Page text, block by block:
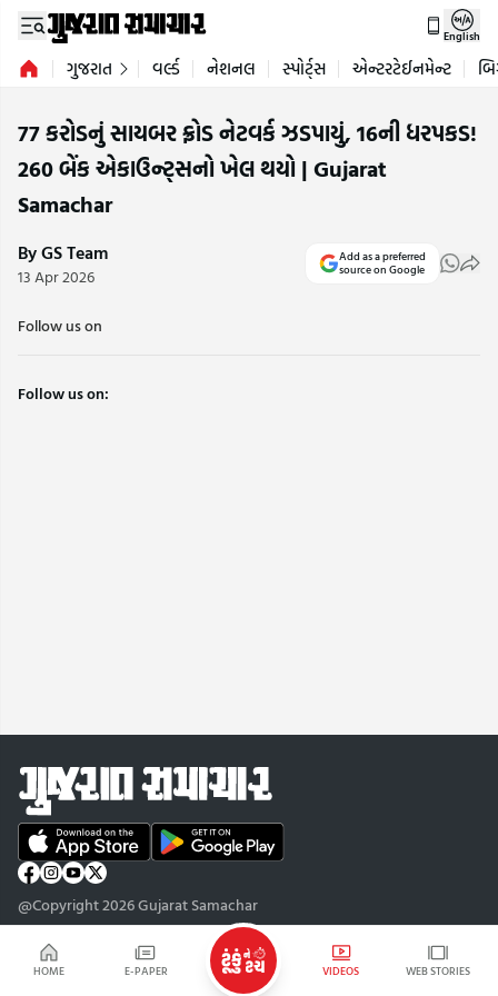
HOME E-PAPER VIDEOS WEB STORIES
English
ગુજરાત વર્લ્ડ નેશનલ સ્પોર્ટ્સ એન્ટરટેઈનમેન્ટ
77 કરોડનું સાયબર ફ્રોડ નેટવર્ક ઝડપાયું, 16ની ધરપકડ!
260 બેંક એકાઉન્ટ્સનો ખેલ થયો | Gujarat
Samachar
By GS Team
13 Apr 2026
Add as a preferred
source on Google
Follow us on
Follow us on:
@Copyright 2026 Gujarat Samachar